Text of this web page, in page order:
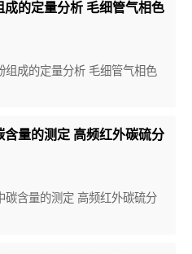
成的定量分析 毛细管气相色
成的定量分析 毛细管气相色
含量的测定 高频红外碳硫分
含量的测定 高频红外碳硫分